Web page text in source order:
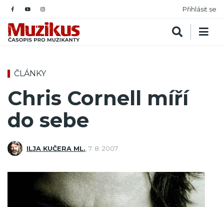
Přihlásit se
ČLÁNKY
Chris Cornell míří
do sebe
ILJA KUČERA ML. 7. 8. 2007